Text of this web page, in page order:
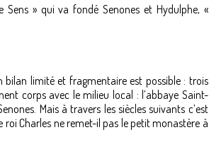
Sens » qui va fondé Senones et Hydulphe, «
bilan limité et fragmentaire est possible : trois
corps avec le milieu local : l’abbaye Saint-
Mais à travers les siècles suivants c’est
Charles ne remet-il pas le petit monastère à